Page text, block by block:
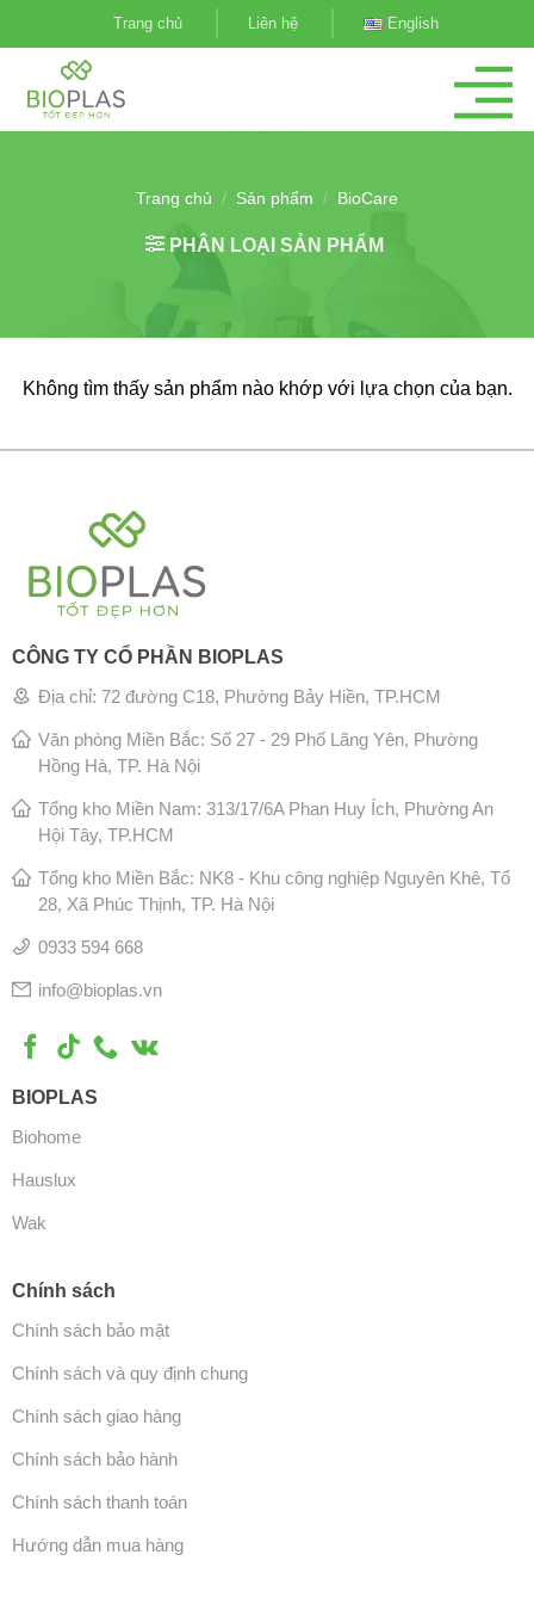
qua
dung
Trang chủ Liên hệ English
Trang chủ / Sản phẩm / BioCare
PHÂN LOẠI SẢN PHẨM
Không tìm thấy sản phẩm nào khớp với lựa chọn của bạn.
CÔNG TY CỔ PHẦN BIOPLAS
Địa chỉ: 72 đường C18, Phường Bảy Hiền, TP.HCM
Văn phòng Miền Bắc: Số 27 - 29 Phố Lãng Yên, Phường
Hồng Hà, TP. Hà Nội
Tổng kho Miền Nam: 313/17/6A Phan Huy Ích, Phường An
Hội Tây, TP.HCM
Tổng kho Miền Bắc: NK8 - Khu công nghiệp Nguyên Khê, Tổ
28, Xã Phúc Thịnh, TP. Hà Nội
0933 594 668
info@bioplas.vn
BIOPLAS
Biohome
Hauslux
Wak
Chính sách
Chính sách bảo mật
Chính sách và quy định chung
Chính sách giao hàng
Chính sách bảo hành
Chính sách thanh toán
Hướng dẫn mua hàng